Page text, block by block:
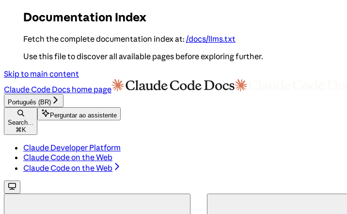
Documentation Index
Fetch the complete documentation index at: /docs/llms.txt
Use this file to discover all available pages before exploring further.
Skip to main content
Claude Code Docs home page
Português (BR)
Search...
⌘ K
Perguntar ao assistente
Claude Developer Platform
Claude Code on the Web
Claude Code on the Web